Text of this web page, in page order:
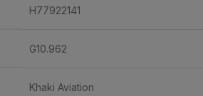
H77922141
G10.962
Khaki Aviation